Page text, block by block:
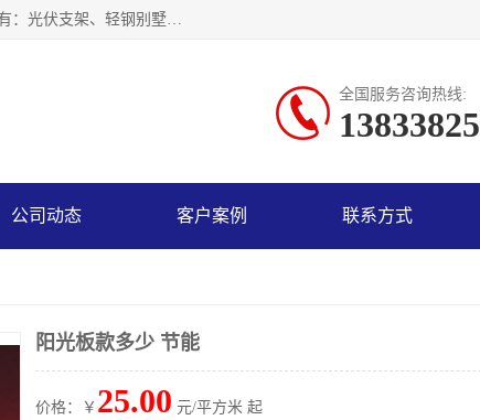
神龙拜耳科技衡水股份有限公司河北一家生产光伏支架，轻钢别墅，阳光板、耐力板的公司，主要产品有：光伏支架、轻钢别墅、阳光板、耐力板、采光板等，公司参与制定了多项标准。
全国服务咨询热线:
公司动态 客户案例 联系方式
阳光板款多少 节能
价格：￥ 25.00 元/平方米 起